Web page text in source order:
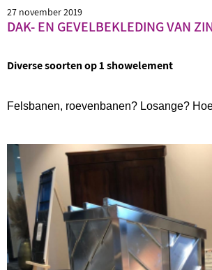
27 november 2019
DAK- EN GEVELBEKLEDING VAN
Diverse soorten op 1 showelement
Felsbanen, roevenbanen? Losange?